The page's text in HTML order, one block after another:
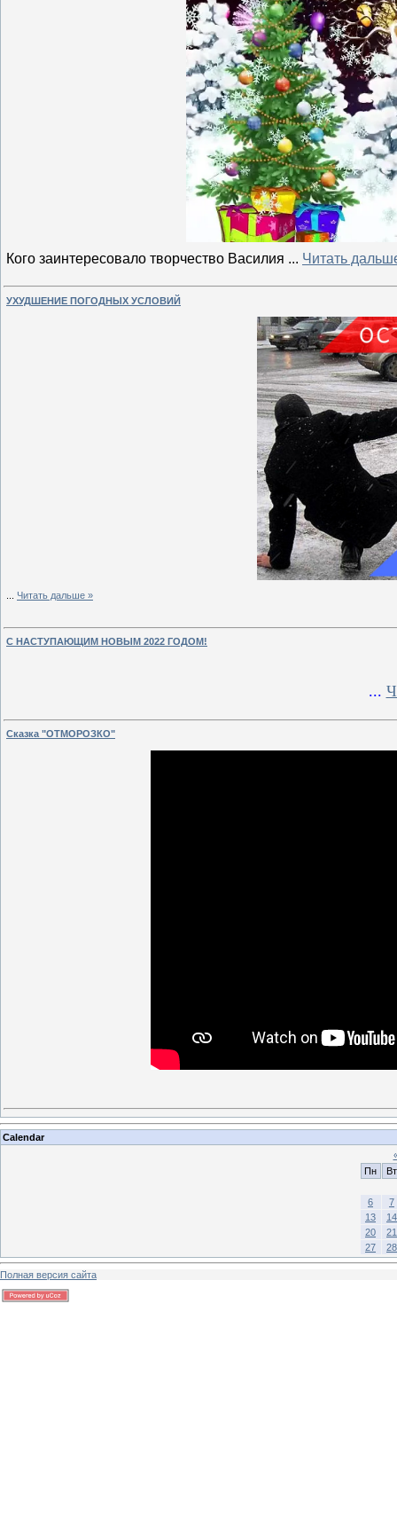
Кого заинтересовало творчество Василия ... Читать
УХУДШЕНИЕ ПОГОДНЫХ УСЛОВИЙ
Читать дальше »
С НАСТУПАЮЩИМ НОВЫМ 2022 ГОДОМ!
...
Сказка "ОТМОРОЗКО"
Calendar
Пн
Вт
6
7
13
14
20
21
27
28
Полная версия сайта